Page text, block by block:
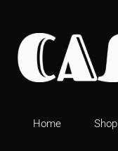
Home Shop